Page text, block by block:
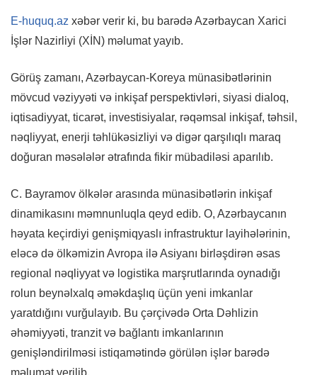
E-huquq.az xəbər verir ki, bu barədə Azərbaycan Xarici
İşlər Nazirliyi (XİN) məlumat yayıb.
Görüş zamanı, Azərbaycan-Koreya münasibətlərinin
mövcud vəziyyəti və inkişaf perspektivləri, siyasi dialoq,
iqtisadiyyat, ticarət, investisiyalar, rəqəmsal inkişaf, təhsil,
nəqliyyat, enerji təhlükəsizliyi və digər qarşılıqlı maraq
doğuran məsələlər ətrafında fikir mübadiləsi aparılıb.
C. Bayramov ölkələr arasında münasibətlərin inkişaf
dinamikasını məmnunluqla qeyd edib. O, Azərbaycanın
həyata keçirdiyi genişmiqyaslı infrastruktur layihələrinin,
eləcə də ölkəmizin Avropa ilə Asiyanı birləşdirən əsas
regional nəqliyyat və logistika marşrutlarında oynadığı
rolun beynəlxalq əməkdaşlıq üçün yeni imkanlar
yaratdığını vurğulayıb. Bu çərçivədə Orta Dəhlizin
əhəmiyyəti, tranzit və bağlantı imkanlarının
genişləndirilməsi istiqamətində görülən işlər barədə
məlumat verilib.